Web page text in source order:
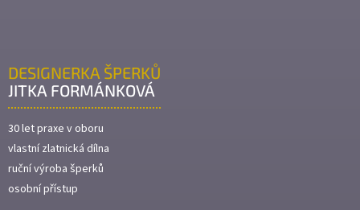
DESIGNERKA ŠPERKŮ
JITKA FORMÁNKOVÁ
30 let praxe v oboru
vlastní zlatnická dílna
ruční výroba šperků
osobní přístup